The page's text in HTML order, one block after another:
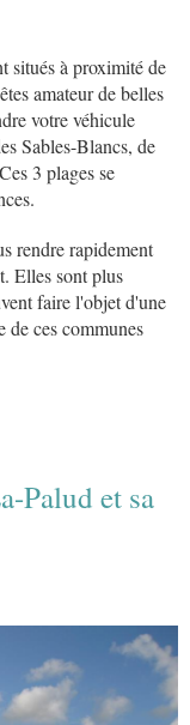
situés à proximité de
amateur de belles
votre véhicule
Sables-Blancs, de
3 plages se
rendre rapidement
Elles sont plus
faire l'objet d'une
de ces communes
Palud et sa